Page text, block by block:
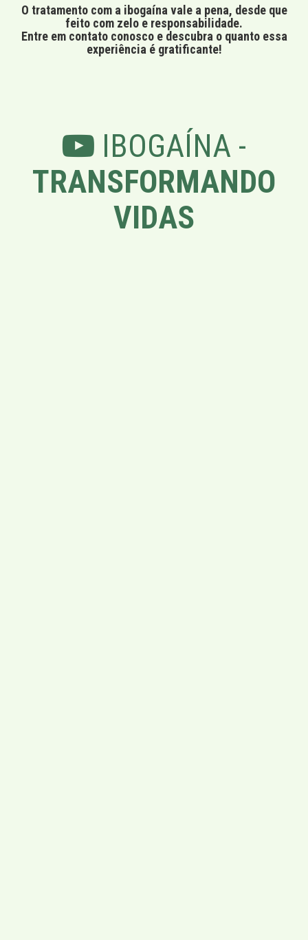
O tratamento com a ibogaína vale a pena, desde que
feito com zelo e responsabilidade.
Entre em contato conosco e descubra o quanto essa
experiência é gratificante!
IBOGAÍNA -
TRANSFORMANDO
VIDAS